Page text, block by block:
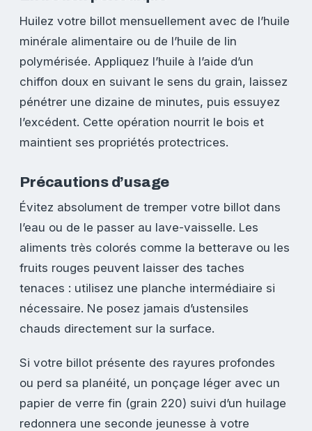
Huilez votre billot mensuellement avec de l’huile
minérale alimentaire ou de l’huile de lin
polymérisée. Appliquez l’huile à l’aide d’un
chiffon doux en suivant le sens du grain, laissez
pénétrer une dizaine de minutes, puis essuyez
l’excédent. Cette opération nourrit le bois et
maintient ses propriétés protectrices.
Précautions d’usage
Évitez absolument de tremper votre billot dans
l’eau ou de le passer au lave-vaisselle. Les
aliments très colorés comme la betterave ou les
fruits rouges peuvent laisser des taches
tenaces : utilisez une planche intermédiaire si
nécessaire. Ne posez jamais d’ustensiles
chauds directement sur la surface.
Si votre billot présente des rayures profondes
ou perd sa planéité, un ponçage léger avec un
papier de verre fin (grain 220) suivi d’un huilage
redonnera une seconde jeunesse à votre